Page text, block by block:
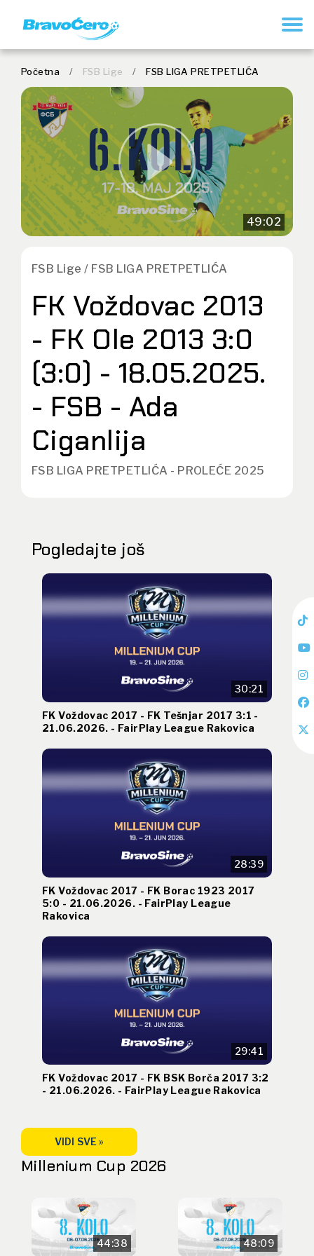
Početna / FSB Lige / FSB LIGA PRETPETLIĆA
49:02
FSB Lige / FSB LIGA PRETPETLIĆA
FK Voždovac 2013
- FK Ole 2013 3:0
(3:0) - 18.05.2025.
- FSB - Ada
Ciganlija
FSB LIGA PRETPETLIĆA - PROLEĆE 2025
Pogledajte još
30:21
FK Voždovac 2017 - FK Tešnjar 2017 3:1 -
21.06.2026. - FairPlay League Rakovica
28:39
FK Voždovac 2017 - FK Borac 1923 2017
5:0 - 21.06.2026. - FairPlay League
Rakovica
29:41
FK Voždovac 2017 - FK BSK Borča 2017 3:2
- 21.06.2026. - FairPlay League Rakovica
VIDI SVE »
Millenium Cup 2026
44:38 48:09